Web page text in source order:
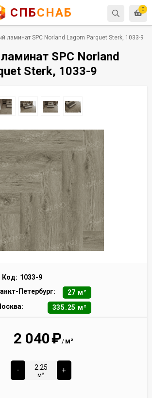
0
СПБСНАБ
ламинат SPC Norland Lagom Parquet Sterk, 1033-9
SPC Norland
Sterk, 1033-9
Код: 1033-9
Петербург:
27 м²
335.25 м²
2 040₽/ м²
-
м²
+